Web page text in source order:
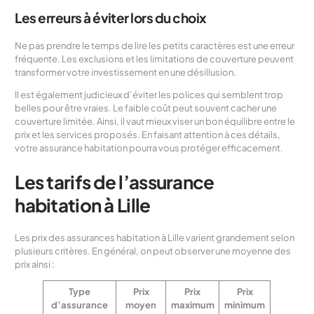
Les erreurs à éviter lors du choix
Ne pas prendre le temps de lire les petits caractères est une erreur
fréquente. Les exclusions et les limitations de couverture peuvent
transformer votre investissement en une désillusion.
Il est également judicieux d’éviter les polices qui semblent trop
belles pour être vraies. Le faible coût peut souvent cacher une
couverture limitée. Ainsi, il vaut mieux viser un bon équilibre entre le
prix et les services proposés. En faisant attention à ces détails,
votre assurance habitation pourra vous protéger efficacement.
Les tarifs de l’assurance
habitation à Lille
Les prix des assurances habitation à Lille varient grandement selon
plusieurs critères. En général, on peut observer une moyenne des
prix ainsi :
Type
d’assurance
Prix
moyen
Prix
maximum
Prix
minimum